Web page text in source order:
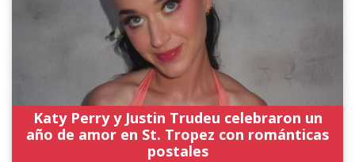
Katy Perry y Justin Trudeu celebraron un
año de amor en St. Tropez con románticas
postales